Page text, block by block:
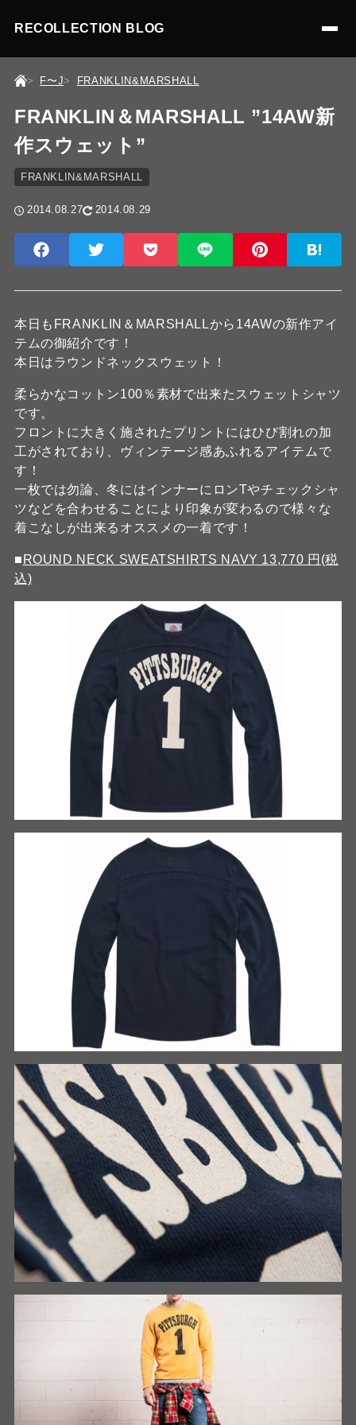
RECOLLECTION BLOG
F〜J FRANKLIN&MARSHALL
FRANKLIN＆MARSHALL ”14AW新
作スウェット”
FRANKLIN&MARSHALL
2014.08.27 2014.08.29
本日もFRANKLIN＆MARSHALLから14AWの新作アイ
テムの御紹介です！
本日はラウンドネックスウェット！
柔らかなコットン100％素材で出来たスウェットシャツ
です。
フロントに大きく施されたプリントにはひび割れの加
工がされており、ヴィンテージ感あふれるアイテムで
す！
一枚では勿論、冬にはインナーにロンTやチェックシャ
ツなどを合わせることにより印象が変わるので様々な
着こなしが出来るオススメの一着です！
■ ROUND NECK SWEATSHIRTS NAVY 13,770 円(税
込)